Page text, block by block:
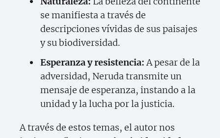
se manifiesta a través de
descripciones vívidas de sus paisajes
y su biodiversidad.
Esperanza y resistencia:A pesar de la
adversidad, Neruda transmite un
mensaje de esperanza, instando a la
unidad y la lucha por la justicia.
A través de estos temas, el autor nos